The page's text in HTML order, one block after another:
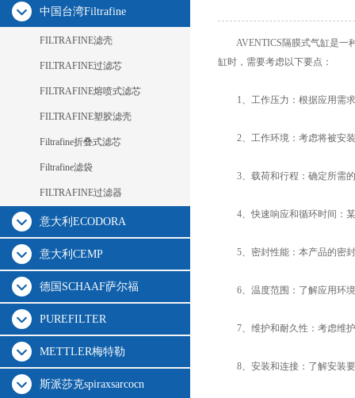
中国台湾Filtrafine
FILTRAFINE滤壳
FILTRAFINE过滤芯
FILTRAFINE熔喷式滤芯
FILTRAFINE塑胶滤壳
Filtrafine折叠式滤芯
Filtrafine滤袋
FILTRAFINE过滤器
意大利ECODORA
意大利CEMP
德国SCHAAF萨尔福
PUREFILTER
METTLER梅特勒
斯派莎克spiraxsarcocn
AVENTICS隔膜式气缸是一种
缸时，需要考虑以下要点：
1、工作压力：根据应用需求
2、工作环境：考虑将被安装
3、载荷和行程：确定所需的
4、快速响应和循环时间：某
5、密封性能：本产品的密封
6、温度范围：了解应用环境
7、维护和耐久性：考虑维护
8、安装和连接：了解安装要